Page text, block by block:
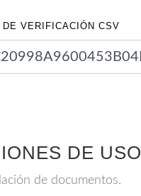
VERIFICACIÓN CSV
DE USO
de documentos.